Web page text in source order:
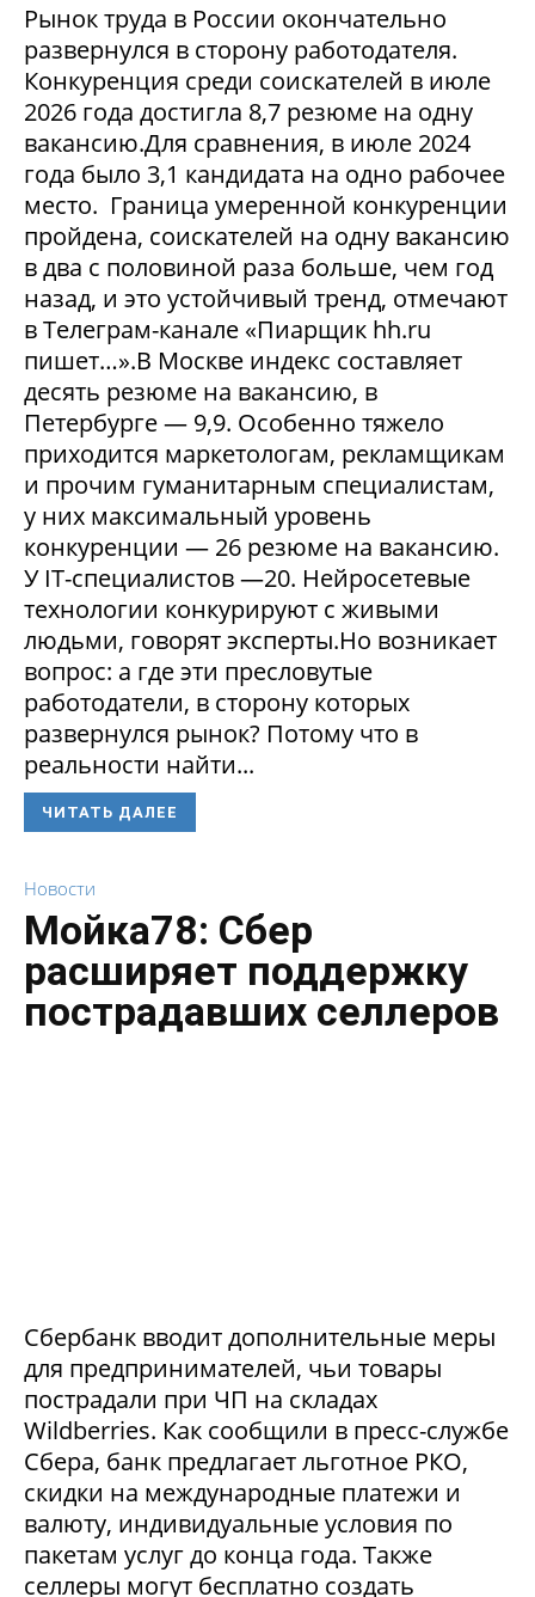
Рынок труда в России окончательно
развернулся в сторону работодателя.
Конкуренция среди соискателей в июле
2026 года достигла 8,7 резюме на одну
вакансию.Для сравнения, в июле 2024
года было 3,1 кандидата на одно рабочее
место. Граница умеренной конкуренции
пройдена, соискателей на одну вакансию
в два с половиной раза больше, чем год
назад, и это устойчивый тренд, отмечают
в Телеграм-канале «Пиарщик hh.ru
пишет…».В Москве индекс составляет
десять резюме на вакансию, в
Петербурге — 9,9. Особенно тяжело
приходится маркетологам, рекламщикам
и прочим гуманитарным специалистам,
у них максимальный уровень
конкуренции — 26 резюме на вакансию.
У IT-специалистов —20. Нейросетевые
технологии конкурируют с живыми
людьми, говорят эксперты.Но возникает
вопрос: а где эти пресловутые
работодатели, в сторону которых
развернулся рынок? Потому что в
реальности найти...
ЧИТАТЬ ДАЛЕЕ
Новости
Мойка78: Сбер
расширяет поддержку
пострадавших селлеров
Сбербанк вводит дополнительные меры
для предпринимателей, чьи товары
пострадали при ЧП на складах
Wildberries. Как сообщили в пресс-службе
Сбера, банк предлагает льготное РКО,
скидки на международные платежи и
валюту, индивидуальные условия по
пакетам услуг до конца года. Также
селлеры могут бесплатно создать